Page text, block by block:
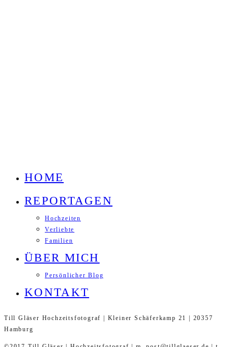
HOME
REPORTAGEN
Hochzeiten
Verliebte
Familien
ÜBER MICH
Persönlicher Blog
KONTAKT
Till Gläser Hochzeitsfotograf | Kleiner Schäferkamp 21 | 20357
Hamburg